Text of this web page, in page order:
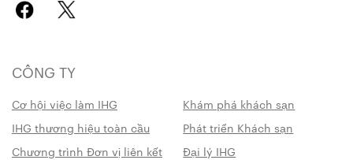
CÔNG TY
Cơ hội việc làm IHG
Khám phá khách sạn
IHG thương hiệu toàn cầu
Phát triển Khách sạn
Chương trình Đơn vị liên kết
Đại lý IHG